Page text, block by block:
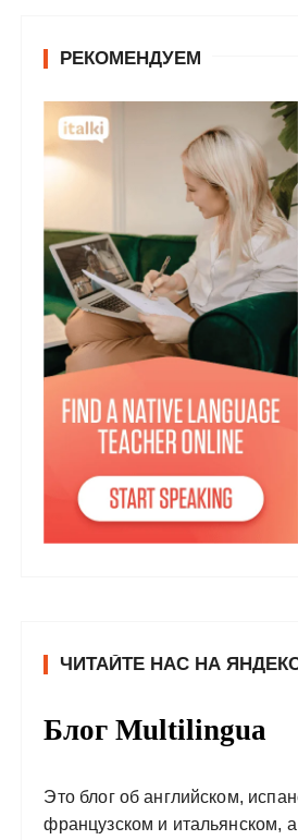
РЕКОМЕНДУЕМ
ЧИТАЙТЕ НАС НА
Блог Multilingua
Это блог об английском,
французском и итальянском,